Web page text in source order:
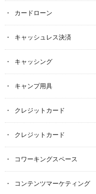
カードローン
キャッシュレス決済
キャッシング
キャンプ用具
クレジットカード
クレジットカード
コワーキングスペース
コンテンツマーケティング